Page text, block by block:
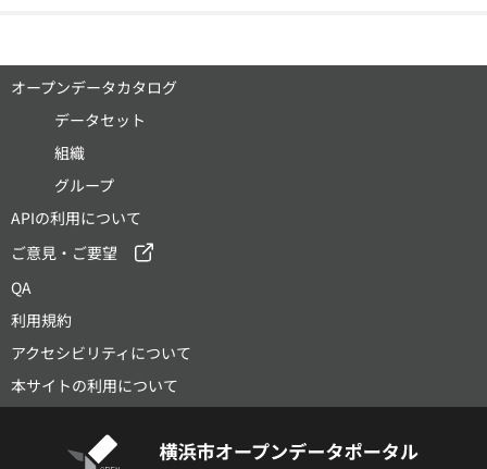
オープンデータカタログ
データセット
組織
グループ
APIの利用について
ご意見・ご要望
QA
利用規約
アクセシビリティについて
本サイトの利用について